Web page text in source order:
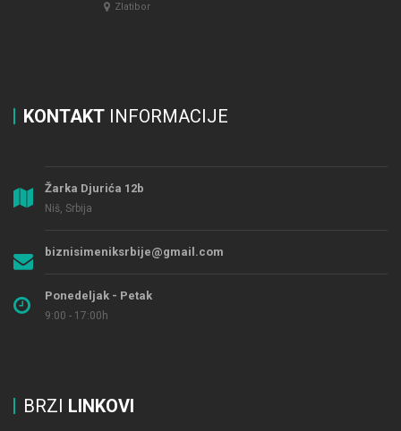
Zlatibor
KONTAKT INFORMACIJE
Žarka Djurića 12b
Niš, Srbija
biznisimeniksrbije@gmail.com
Ponedeljak - Petak
9:00 - 17:00h
BRZI LINKOVI